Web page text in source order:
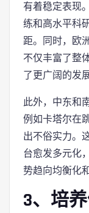
有着稳定表现
练和高水平科
距。同时，欧
不仅丰富了整
了更广阔的发
此外，中东和
例如卡塔尔在
出不俗实力。
台愈发多元化
势趋向均衡化
3、培